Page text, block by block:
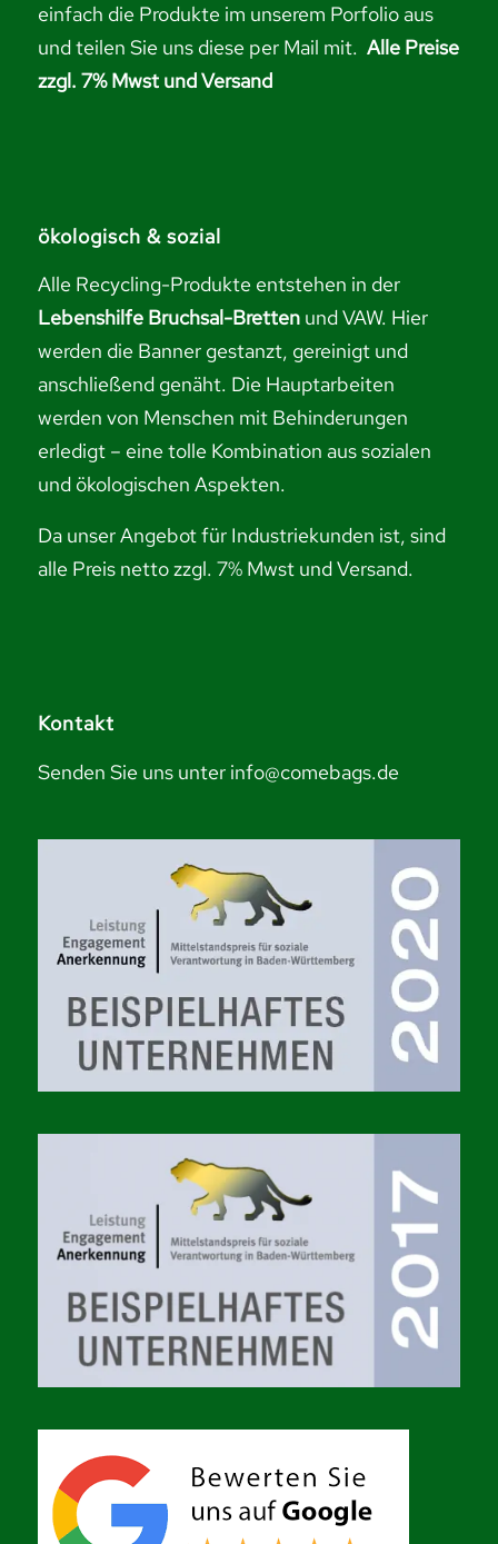
einfach die Produkte im unserem Porfolio aus
undteilen Sie uns diese per Mail mit. Alle Preise
zzgl. 7% Mwst und Versand
ökologisch & sozial
Alle Recycling-Produkte entstehen in der
Lebenshilfe Bruchsal-Bretten und VAW. Hier
werden die Banner gestanzt, gereinigt und
anschließend genäht. Die Hauptarbeiten
werden von Menschen mit Behinderungen
erledigt – eine tolle Kombination aus sozialen
und ökologischen Aspekten.
Da unser Angebot für Industriekunden ist, sind
alle Preis netto zzgl. 7% Mwst und Versand.
Kontakt
Senden Sie uns unter info@comebags.de